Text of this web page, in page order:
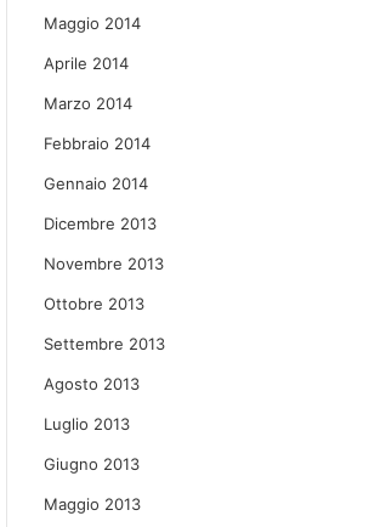
Maggio 2014
Aprile 2014
Marzo 2014
Febbraio 2014
Gennaio 2014
Dicembre 2013
Novembre 2013
Ottobre 2013
Settembre 2013
Agosto 2013
Luglio 2013
Giugno 2013
Maggio 2013